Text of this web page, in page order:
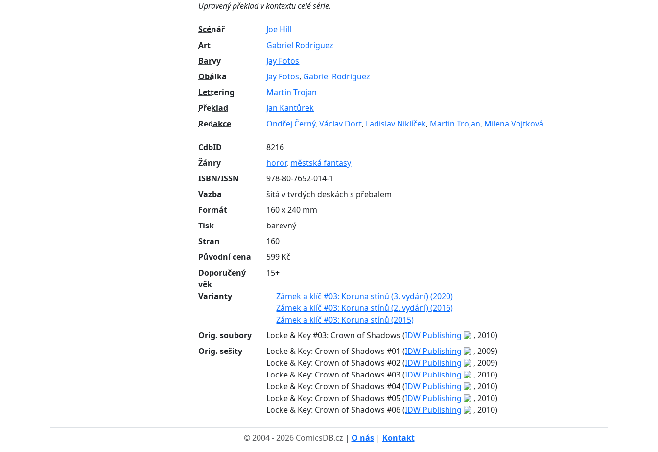
Upravený překlad v kontextu celé série.
Scénář
Joe Hill
Art
Gabriel Rodriguez
Barvy
Jay Fotos
Obálka
Jay Fotos, Gabriel Rodriguez
Lettering
Martin Trojan
Překlad
Jan Kantůrek
Redakce
Ondřej Černý,Václav Dort, Ladislav Niklíček, Martin Trojan, Milena Vojtková
CdbID
8216
Žánry
horor, městská fantasy
ISBN/ISSN
978-80-7652-014-1
Vazba
šitá v tvrdých deskách s přebalem
Formát
160 x 240 mm
Tisk
barevný
Stran
160
Původní cena
599 Kč
Doporučený
věk
15+
Varianty
Zámek a klíč #03: Koruna stínů (3. vydání) (2020)
Zámek a klíč #03: Koruna stínů (2. vydání) (2016)
Zámek a klíč #03: Koruna stínů (2015)
Orig. soubory
Locke & Key #03: Crown of Shadows (IDW Publishing
, 2010)
Orig. sešity
Locke & Key: Crown of Shadows #01 (IDW Publishing
, 2009)
Locke & Key: Crown of Shadows #02 (IDW Publishing
, 2009)
Locke & Key: Crown of Shadows #03 (IDW Publishing
, 2010)
Locke & Key: Crown of Shadows #04 (IDW Publishing
, 2010)
Locke & Key: Crown of Shadows #05 (IDW Publishing
, 2010)
Locke & Key: Crown of Shadows #06 (IDW Publishing , 2010)
© 2004 - 2026 ComicsDB.cz | O nás| Kontakt